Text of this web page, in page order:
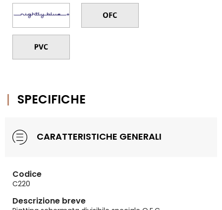
SPECIFICHE
CARATTERISTICHE GENERALI
Codice
C220
Descrizione breve